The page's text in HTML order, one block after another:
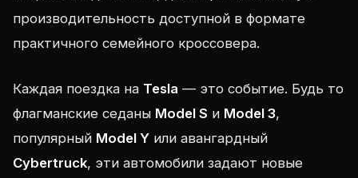
производительность доступной в формате
практичного семейного кроссовера.
Каждая поездка на Tesla — это событие. Будь то
флагманские седаны Model S и Model 3,
популярный Model Y или авангардный
Cybertruck, эти автомобили задают новые